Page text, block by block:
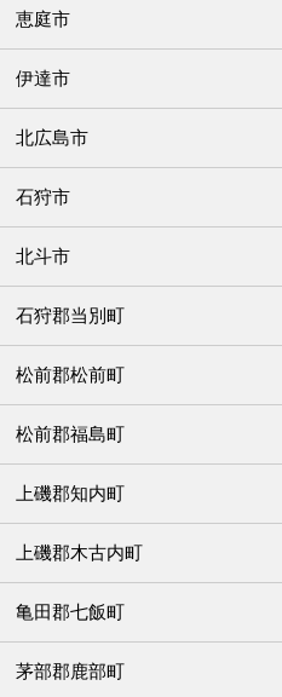
恵庭市
伊達市
北広島市
石狩市
北斗市
石狩郡当別町
松前郡松前町
松前郡福島町
上磯郡知内町
上磯郡木古内町
亀田郡七飯町
茅部郡鹿部町